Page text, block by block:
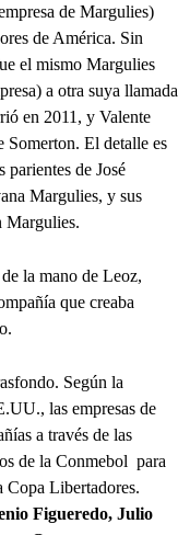
de Margulies)
de América. Sin
el mismo Margulies
a otra suya llamada
en 2011, y Valente
Somerton. El detalle es
parientes de José
Margulies, y sus
Margulies.
la mano de Leoz,
que creaba
Según la
las empresas de
a través de las
de la Conmebol para
Copa Libertadores.
Figueredo, Julio